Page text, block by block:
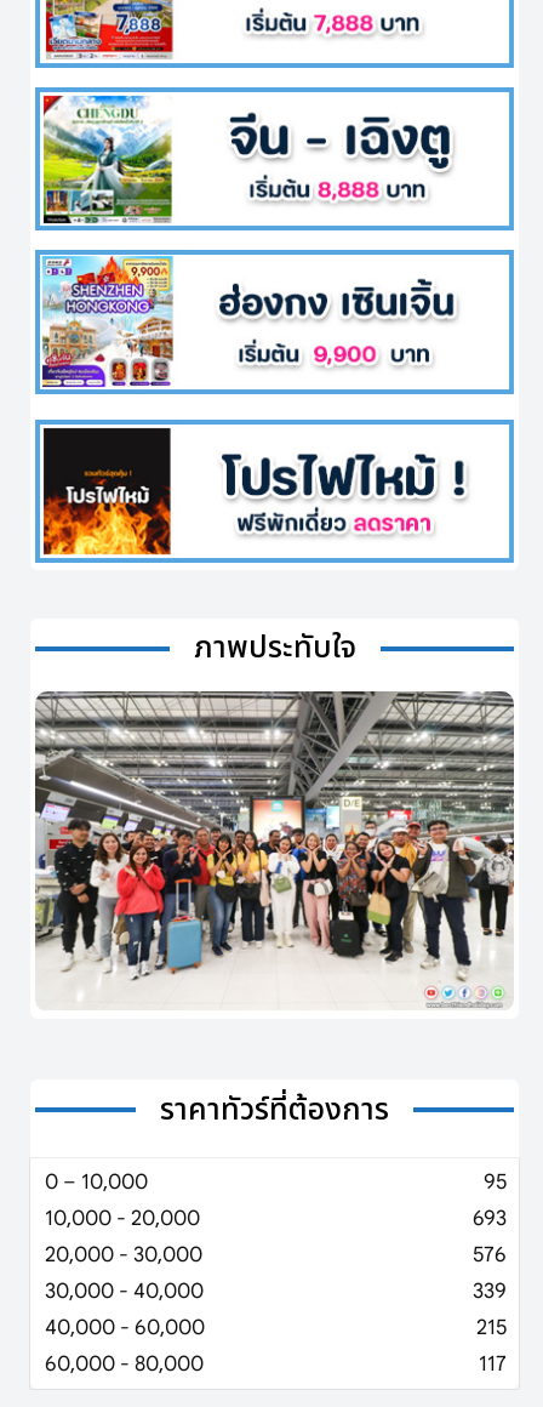
ภาพประทับใจ
ราคาทัวร์ที่ต้องการ
0 – 10,000
95
10,000 - 20,000
693
20,000 - 30,000
576
30,000 - 40,000
339
40,000 - 60,000
215
60,000 - 80,000
117